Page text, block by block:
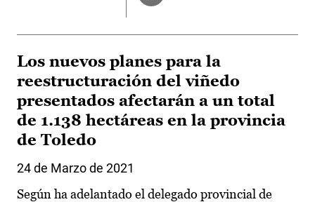
Los nuevos planes para la
reestructuración del viñedo
presentados afectarán a un total
de 1.138 hectáreas en la provincia
de Toledo
24 de Marzo de 2021
Según ha adelantado el delegado provincial de